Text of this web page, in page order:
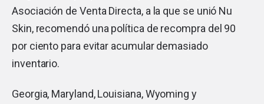
Asociación de Venta Directa, a la que se unió Nu
Skin, recomendó una política de recompra del 90
por ciento para evitar acumular demasiado
inventario.
Georgia, Maryland, Louisiana, Wyoming y